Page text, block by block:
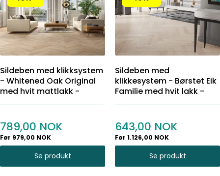
Sildeben med klikksystem
- Whitened Oak Original
med hvit mattlakk -
789,00
Før 979,00 NOK
Se produkt
Sildeben med
klikkesystem - Børstet Eik
Familie med hvit lakk -
643,00
Før 1.126,00 NOK
Se produkt